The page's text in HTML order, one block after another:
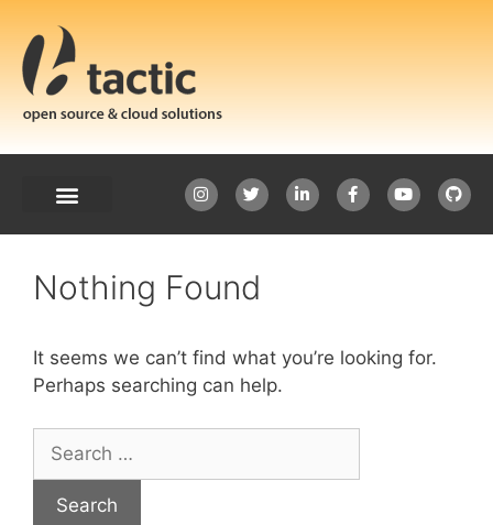
Nothing Found
It seems we can’t find what you’re looking for.
Perhaps searching can help.